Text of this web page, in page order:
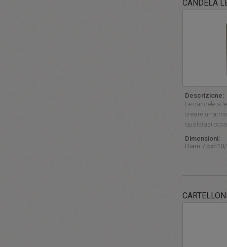
CANDELA
Descrizione:
Le candele a
creare
qualsiasi
Dimensioni:
Diam